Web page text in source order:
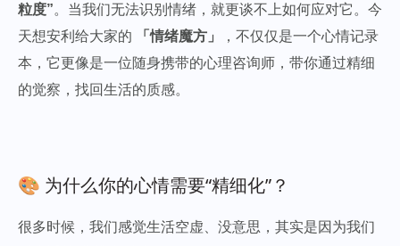
粒度”。当我们无法识别情绪，就更谈不上如何应对它。今
天想安利给大家的
「情绪魔方」
，不仅仅是一个心情记录
本，它更像是一位随身携带的心理咨询师，带你通过精细
的觉察，找回生活的质感。
🎨 为什么你的心情需要“精细化”？
很多时候，我们感觉生活空虚、没意思，其实是因为我们